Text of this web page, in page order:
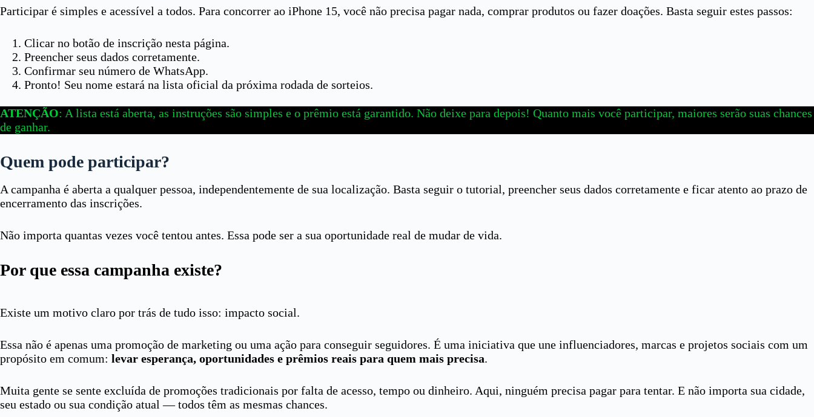
Participar é simples e acessível a todos. Para concorrer ao iPhone 15, você não precisa pagar nada, comprar produtos ou fazer doações. Basta seguir estes passos:
Clicar no botão de inscrição nesta página.
Preencher seus dados corretamente.
Confirmar seu número de WhatsApp.
Pronto! Seu nome estará na lista oficial da próxima rodada de sorteios.
ATENÇÃO: A lista está aberta, as instruções são simples e o prêmio está garantido. Não deixe para depois! Quanto mais você participar, maiores serão suas chances
de ganhar.
Quem pode participar?
A campanha é aberta a qualquer pessoa, independentemente de sua localização. Basta seguir o tutorial, preencher seus dados corretamente e ficar atento ao prazo de
encerramento das inscrições.
Não importa quantas vezes você tentou antes. Essa pode ser a sua oportunidade real de mudar de vida.
Por que essa campanha existe?
Existe um motivo claro por trás de tudo isso: impacto social.
Essa não é apenas uma promoção de marketing ou uma ação para conseguir seguidores. É uma iniciativa que une influenciadores, marcas e projetos sociais com um
propósito em comum: levar esperança, oportunidades e prêmios reais para quem mais precisa.
Muita gente se sente excluída de promoções tradicionais por falta de acesso, tempo ou dinheiro. Aqui, ninguém precisa pagar para tentar. E não importa sua cidade,
seu estado ou sua condição atual — todos têm as mesmas chances.